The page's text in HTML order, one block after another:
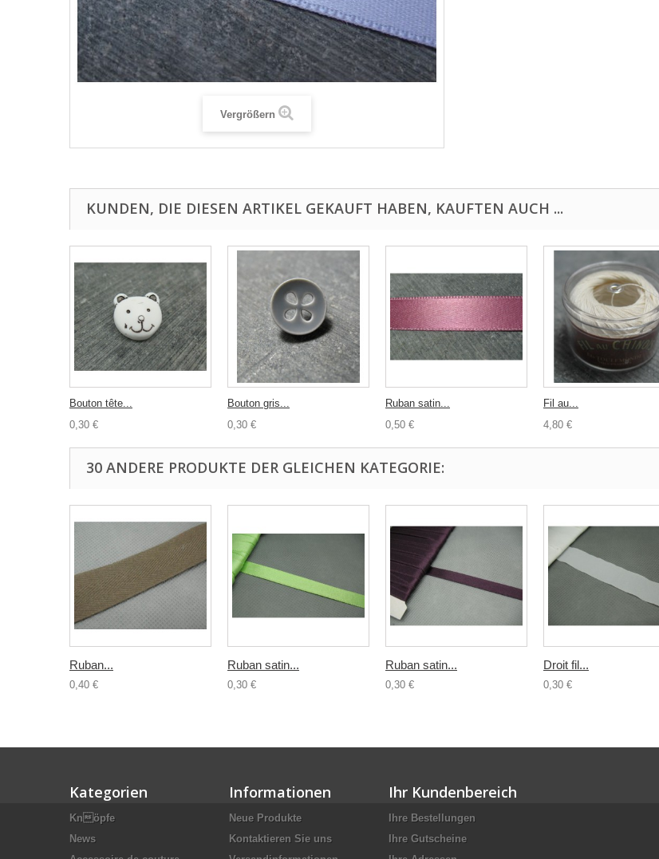
Vergrößern
KUNDEN, DIE DIESEN ARTIKEL GEKAUFT HABEN, KAUFTEN AUCH ...
Bouton tête...
0,30 €
Bouton gris...
0,30 €
Ruban satin...
0,50 €
Fil au...
4,80 €
30 ANDERE PRODUKTE DER GLEICHEN KATEGORIE:
Ruban...
0,40 €
Ruban satin...
0,30 €
Ruban satin...
0,30 €
Droit fil...
0,30 €
Kategorien
Knöpfe
News
Informationen
Neue Produkte
Kontaktieren Sie uns
Ihr Kundenbereich
Ihre Bestellungen
Ihre Gutscheine